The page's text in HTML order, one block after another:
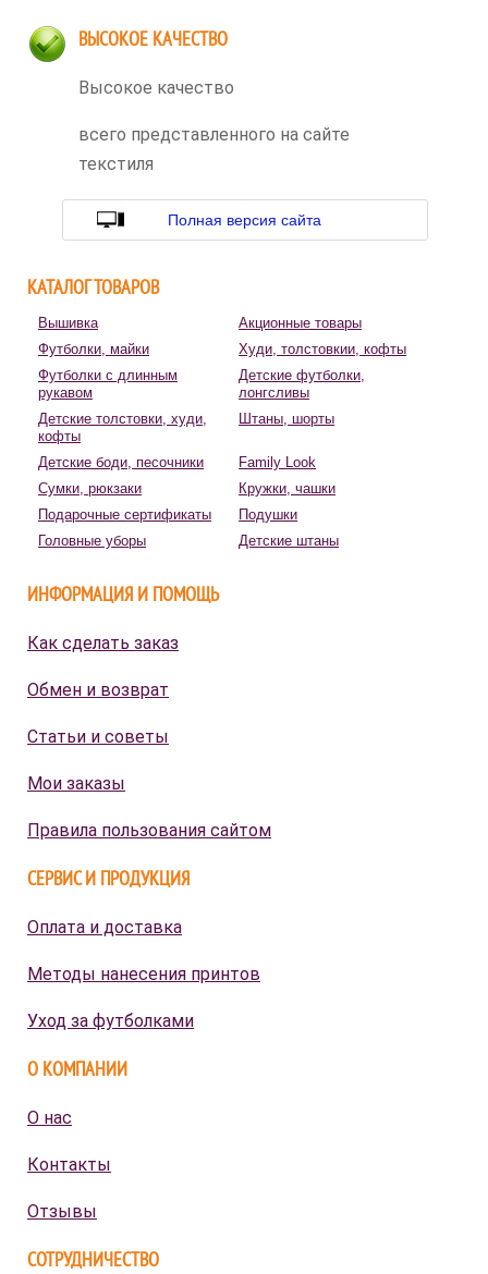
ВЫСОКОЕ КАЧЕСТВО
Высокое качество
всего представленного на сайте
текстиля
Полная версия сайта
КАТАЛОГ ТОВАРОВ
Вышивка
Акционные товары
Футболки, майки
Худи, толстовкии, кофты
Футболки с длинным
рукавом
Детские футболки,
лонгсливы
Детские толстовки, худи,
кофты
Штаны, шорты
Детские боди, песочники
Family Look
Сумки, рюкзаки
Кружки, чашки
Подарочные сертификаты
Подушки
Головные уборы
Детские штаны
ИНФОРМАЦИЯ И ПОМОЩЬ
Как сделать заказ
Обмен и возврат
Статьи и советы
Мои заказы
Правила пользования сайтом
СЕРВИС И ПРОДУКЦИЯ
Оплата и доставка
Методы нанесения принтов
Уход за футболками
О КОМПАНИИ
О нас
Контакты
Отзывы
СОТРУДНИЧЕСТВО